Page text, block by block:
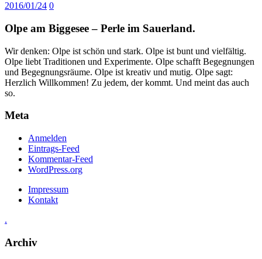
2016/01/24 0
Olpe am Biggesee – Perle im Sauerland.
Wir denken: Olpe ist schön und stark. Olpe ist bunt und vielfältig.
Olpe liebt Traditionen und Experimente. Olpe schafft Begegnungen
und Begegnungsräume. Olpe ist kreativ und mutig. Olpe sagt:
Herzlich Willkommen! Zu jedem, der kommt. Und meint das auch
so.
Meta
Anmelden
Eintrags-Feed
Kommentar-Feed
WordPress.org
Impressum
Kontakt
.
Archiv